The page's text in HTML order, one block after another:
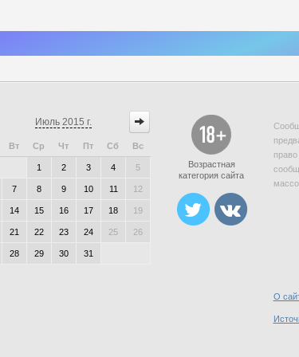
Июль 2015 г.
Вт Ср Чт Пт Сб Вс
1 2 3 4 5
7 8 9 10 11 12
14 15 16 17 18 19
21 22 23 24 25 26
28 29 30 31
Возрастная
категория сайта
О